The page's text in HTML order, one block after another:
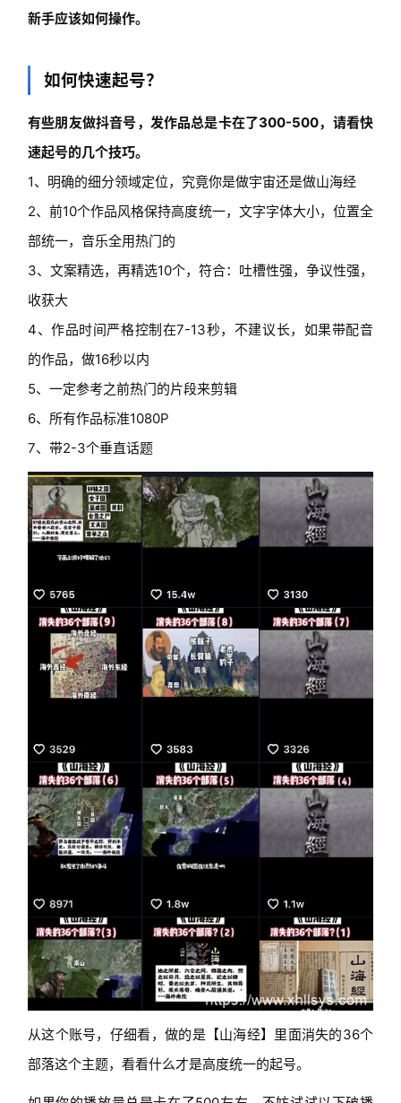
眼
坑
指
运
营
百
创
业
源
会
员
专
区
登录 注册
新手应该如何操作。
如何快速起号？
有些朋友做抖音号，发作品总是卡在了300-500，请看快
速起号的几个技巧。
1、明确的细分领域定位，究竟你是做宇宙还是做山海经
2、前10个作品风格保持高度统一，文字字体大小，位置全
部统一，音乐全用热门的
3、文案精选，再精选10个，符合：吐槽性强，争议性强，
收获大
4、作品时间严格控制在7-13秒，不建议长，如果带配音
的作品，做16秒以内
5、一定参考之前热门的片段来剪辑
6、所有作品标准1080P
7、带2-3个垂直话题
从这个账号，仔细看，做的是【山海经】里面消失的36个
部落这个主题，看看什么才是高度统一的起号。